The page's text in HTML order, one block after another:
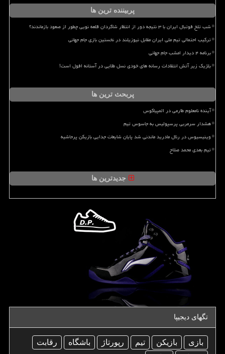
پربیننده ترین ها
شب تلخ فوتبال ایران با ۳ نتیجه دور از انتظار شاگردان قلعه نویی چطور از صعود بازماندند؟
ترکیب احتمالی تیم ملی ایران مقابل نیوزیلند در نخستین بازی جام جهانی
برنامه ۴ دیدار امشب جام جهانی
بلژیک زیر آتش انتقادات رسانه های خودی نسل طلایی در آستانه افول است!
پربحث ترین ها
آینده نامعلوم طارمی در المپیاکوس
هشدار سرمربی پرسپولیس به جاسوس تیم
وینیسیوس در رئال مادرید ماندنی شد پایان شایعات جدایی بازیکن پرحاشیه
تیم بعدی محمد صلاح
جدیدترین ها
تگهای دیجیپا
بازی بازیكن تیم رپورتاژ باشگاه
رقابت